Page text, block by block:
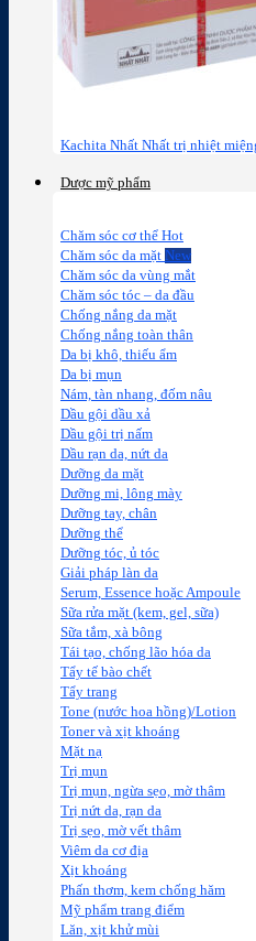
Kachita Nhất Nhất trị nhiệt
Dược mỹ phẩm
Chăm sóc cơ thể
Chăm sóc da mặt
Chăm sóc da vùng mắt
Chăm sóc tóc – da đầu
Chống nắng da mặt
Chống nắng toàn thân
Da bị khô, thiếu ẩm
Da bị mụn
Nám, tàn nhang, đốm nâu
Dầu gội dầu xả
Dầu gội trị nấm
Dầu rạn da, nứt da
Dưỡng da mặt
Dưỡng mi, lông mày
Dưỡng tay, chân
Dưỡng thể
Dưỡng tóc, ủ tóc
Giải pháp làn da
Serum, Essence hoặc Ampoule
Sữa rửa mặt (kem, gel, sữa)
Sữa tắm, xà bông
Tái tạo, chống lão hóa da
Tẩy tế bào chết
Tẩy trang
Tone (nước hoa hồng)/Lotion
Toner và xịt khoáng
Mặt nạ
Trị mụn
Trị mụn, ngừa sẹo, mờ thâm
Trị nứt da, rạn da
Trị sẹo, mờ vết thâm
Viêm da cơ địa
Xịt khoáng
Phấn thơm, kem chống hăm
Mỹ phẩm trang điểm
Lăn, xịt khử mùi